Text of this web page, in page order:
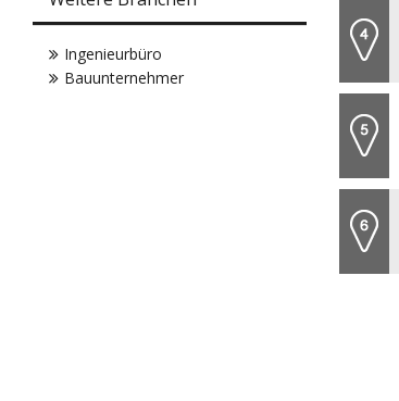
Ingenieurbüro
Bauunternehmer